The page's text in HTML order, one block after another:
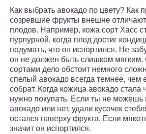
Как выбрать авокадо по цвету? Как
созревшие фрукты внешне
плодов. Например, кожа сорт Хасс
пурпурной, когда плод достиг
подумать, что он испортился. Не
он не должен быть слишком мягким.
сортами дело обстоит немного
спелый авокадо всегда темнее, чем
собрат. Когда кожица авокадо стала
нужно покупать. Если ты не можешь
авокадо или нет, удали кусочек
остался наверху фрукта. Если
значит он испортился.